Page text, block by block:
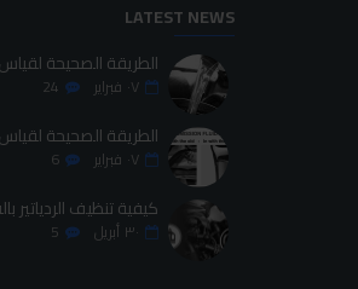
LATEST NEWS
الطريقة الصحيحة
٠٧ فبراير 24
٠٧ فبراير 6
كيفية تنظيف الردياتير
٣٠ أبريل 5